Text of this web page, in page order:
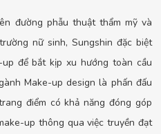
đường phẫu thuật thẩm mỹ và
nữ sinh, Sungshin đặc biệt
để bắt kịp xu hướng toàn cầu
Make-up design là phấn đấu
điểm có khả năng đóng góp
up thông qua việc truyền đạt